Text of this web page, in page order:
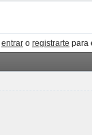
entrar o registrarte para